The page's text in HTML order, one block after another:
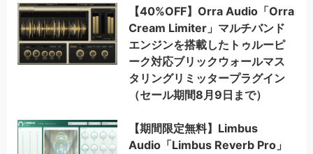
【40%OFF】Orra Audio「Orra
Cream Limiter」マルチバンド
エンジンを搭載したトゥルーピ
ーク対応ブリックウォールマス
タリングリミッタープラグイン
（セール期間8月9日まで）
【期間限定無料】Limbus
Audio「Limbus Reverb Pro」